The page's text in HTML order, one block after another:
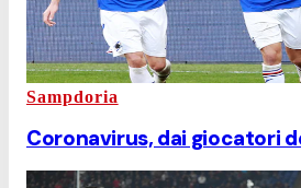
Sampdoria
Coronavirus, dai giocatori